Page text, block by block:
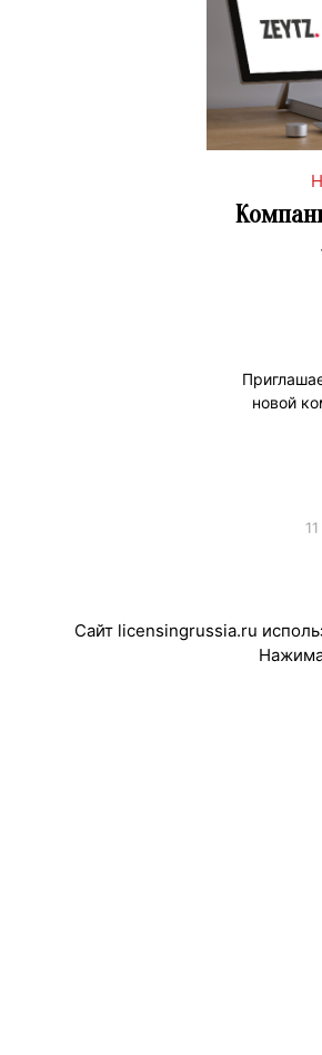
новой
Сайт licensingrussia.ru